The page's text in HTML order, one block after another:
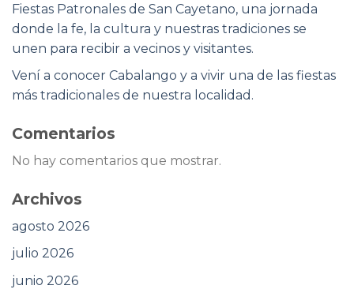
Fiestas Patronales de San Cayetano, una jornada
donde la fe, la cultura y nuestras tradiciones se
unen para recibir a vecinos y visitantes.
Vení a conocer Cabalango y a vivir una de las fiestas
más tradicionales de nuestra localidad.
Comentarios
No hay comentarios que mostrar.
Archivos
agosto 2026
julio 2026
junio 2026